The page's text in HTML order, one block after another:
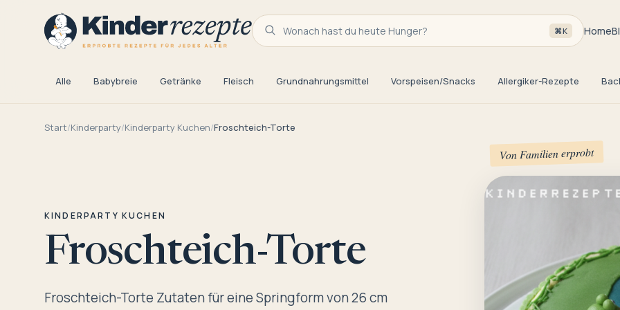
Wonach hast du heute Hunger? ⌘K Home
Alle Babybreie Getränke Fleisch Grundnahrungsmittel Vorspeisen/Snacks Allergiker-Rezepte
Start/Kinderparty/Kinderparty Kuchen/Froschteich-Torte
KINDERPARTY KUCHEN
Froschteich-Torte
Froschteich-Torte Zutaten für eine Springform von 26 cm
Von Familien erprobt